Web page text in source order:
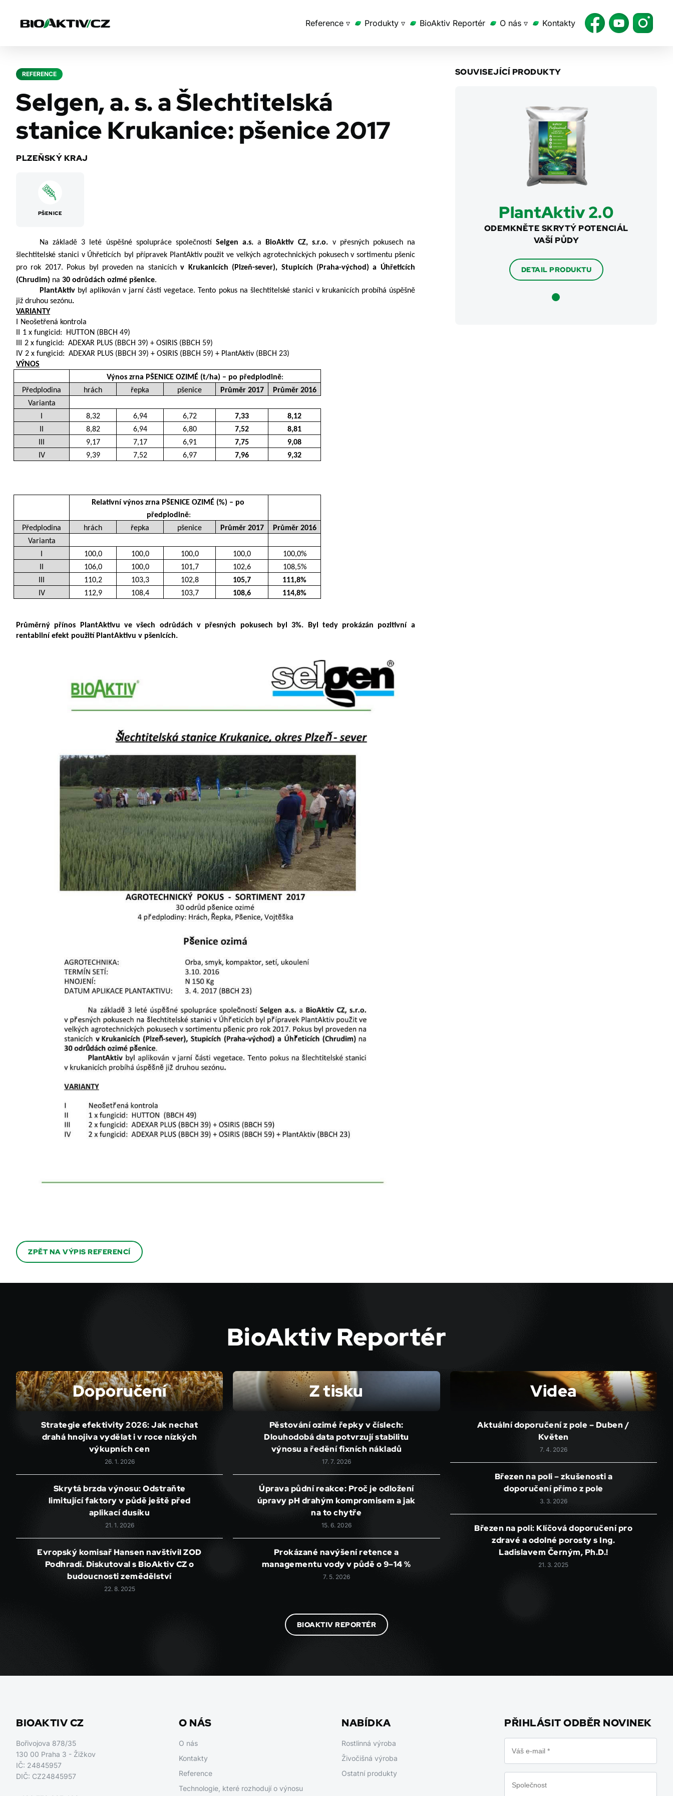
Reference ▿ Produkty ▿ BioAktiv Reportér O nás ▿ Kontakty
REFERENCE
Selgen, a. s. a Šlechtitelská
stanice Krukanice: pšenice 2017
PLZEŇSKÝ KRAJ
PŠENICE
Na základě 3 leté úspěšné spolupráce společností Selgen a.s. a BioAktiv CZ, s.r.o. v přesných pokusech na
šlechtitelské stanici v Úhřeticích byl přípravek PlantAktiv použit ve velkých agrotechnických pokusech v sortimentu pšenic
pro rok 2017. Pokus byl proveden na stanicích v Krukanicích (Plzeň-sever), Stupicích (Praha-východ) a Úhřeticích
(Chrudim) na 30 odrůdách ozimé pšenice.
PlantAktiv byl aplikován v jarní části vegetace. Tento pokus na šlechtitelské stanici v krukanicích probíhá úspěšně
již druhou sezónu.
VARIANTY
Neošetřená kontrola
1 x fungicid:  HUTTON (BBCH 49)
2 x fungicid:  ADEXAR PLUS (BBCH 39) + OSIRIS (BBCH 59)
IV 2 x fungicid:  ADEXAR PLUS (BBCH 39) + OSIRIS (BBCH 59) + PlantAktiv (BBCH 23)
VÝNOS
Výnos zrna PŠENICE OZIMÉ (t/ha) – po předplodině:
Předplodina
hrách řepka pšenice Průměr 2017
Průměr 2016
Varianta
8,32 6,94 6,72 7,33
8,12
8,82 6,94 6,80 7,52
8,81
9,17 7,17 6,91 7,75
9,08
IV
9,39 7,52 6,97 7,96 9,32
Relativní výnos zrna PŠENICE OZIMÉ (%) – po
předplodině:
Předplodina
hrách řepka pšenice Průměr 2017
Průměr 2016
Varianta
100,0 100,0 100,0 100,0
100,0%
106,0 100,0 101,7 102,6
108,5%
110,2 103,3 102,8 105,7
111,8%
IV
112,9 108,4 103,7 108,6 114,8%
Průměrný přínos PlantAktivu ve všech odrůdách v přesných pokusech byl 3%. Byl tedy prokázán pozitivní a
rentabilní efekt použití PlantAktivu v pšenicích.
ZPĚT NA VÝPIS REFERENCÍ
SOUVISEJÍCÍ PRODUKTY
PlantAktiv 2.0
ODEMKNĚTE SKRYTÝ POTENCIÁL
VAŠÍ PŮDY
DETAIL PRODUKTU
BioAktiv Reportér
Doporučení
Strategie efektivity 2026: Jak nechat
drahá hnojiva vydělat i v roce nízkých
výkupních cen
26. 1. 2026
Skrytá brzda výnosu: Odstraňte
limitující faktory v půdě ještě před
aplikací dusíku
21. 1. 2026
Evropský komisař Hansen navštívil ZOD
Podhradí. Diskutoval s BioAktiv CZ o
budoucnosti zemědělství
22. 8. 2025
Z tisku
Pěstování ozimé řepky v číslech:
Dlouhodobá data potvrzují stabilitu
výnosu a ředění fixních nákladů
17. 7. 2026
Úprava půdní reakce: Proč je odložení
úpravy pH drahým kompromisem a jak
na to chytře
15. 6. 2026
Prokázané navýšení retence a
managementu vody v půdě o 9–14 %
7. 5. 2026
Videa
Aktuální doporučení z pole – Duben /
Květen
7. 4. 2026
Březen na poli – zkušenosti a
doporučení přímo z pole
3. 3. 2026
Březen na poli: Klíčová doporučení pro
zdravé a odolné porosty s Ing.
Ladislavem Černým, Ph.D.!
21. 3. 2025
BIOAKTIV REPORTÉR
BIOAKTIV CZ
Bořivojova 878/35
130 00 Praha 3 - Žižkov
IČ: 24845957
DIČ: CZ24845957
O NÁS
O nás
Kontakty
Reference
Technologie, které rozhodují o výnosu
NABÍDKA
Rostlinná výroba
Živočišná výroba
Ostatní produkty
PŘIHLÁSIT ODBĚR NOVINEK